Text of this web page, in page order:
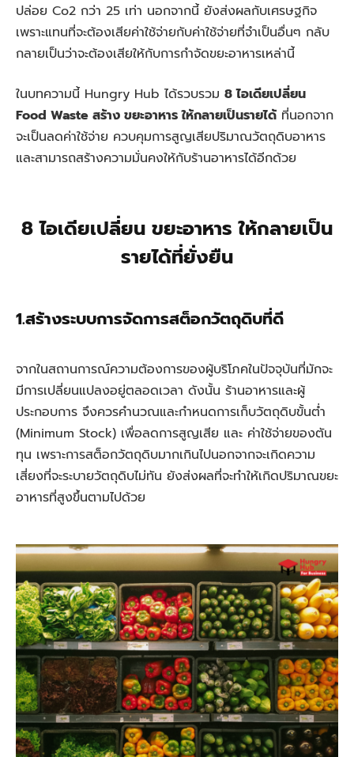
ปล่อย Co2 กว่า 25 เท่า นอกจากนี้ ยังส่งผลกับเศรษฐกิจ
เพราะแทนที่จะต้องเสียค่าใช้จ่ายกับค่าใช้จ่ายที่จำเป็นอื่นๆ กลับ
กลายเป็นว่าจะต้องเสียให้กับการกำจัดขยะอาหารเหล่านี้
ในบทความนี้ Hungry Hub ได้รวบรวม 8 ไอเดียเปลี่ยน
Food Waste สร้าง ขยะอาหาร ให้กลายเป็นรายได้ ที่นอกจาก
จะเป็นลดค่าใช้จ่าย ควบคุมการสูญเสียปริมาณวัตถุดิบอาหาร
และสามารถสร้างความมั่นคงให้กับร้านอาหารได้อีกด้วย
8 ไอเดียเปลี่ยน ขยะอาหาร ให้กลายเป็น
รายได้ที่ยั่งยืน
1.สร้างระบบการจัดการสต็อกวัตถุดิบที่ดี
จากในสถานการณ์ความต้องการของผู้บริโภคในปัจจุบันที่มักจะ
มีการเปลี่ยนแปลงอยู่ตลอดเวลา ดังนั้น ร้านอาหารและผู้
ประกอบการ จึงควรคำนวณและกำหนดการเก็บวัตถุดิบขั้นต่ำ
(Minimum Stock) เพื่อลดการสูญเสีย และ ค่าใช้จ่ายของตัน
ทุน เพราะการสต็อกวัตถุดิบมากเกินไปนอกจากจะเกิดความ
เสี่ยงที่จะระบายวัตถุดิบไม่ทัน ยังส่งผลที่จะทำให้เกิดปริมาณขยะ
อาหารที่สูงขึ้นตามไปด้วย